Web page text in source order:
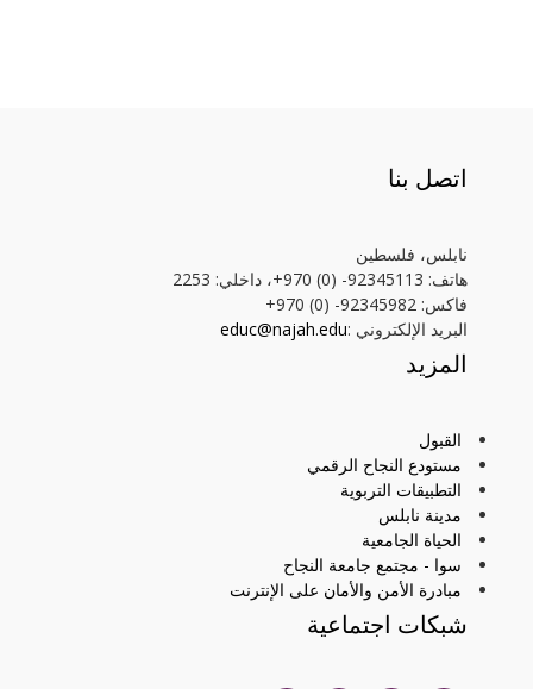
اتصل بنا
نابلس، فلسطين
هاتف: 92345113- (0) 970+، داخلي: 2253
فاكس: 92345982- (0) 970+
البريد الإلكتروني :educ@najah.edu
المزيد
القبول
مستودع النجاح الرقمي
التطبيقات التربوية
مدينة نابلس
الحياة الجامعية
سوا - مجتمع جامعة النجاح
مبادرة الأمن والأمان على الإنترنت
شبكات اجتماعية